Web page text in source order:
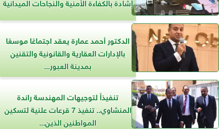
الدكتور أحمد عمارة يعقد اجتماعًا موسعًا
بالإدارات العقارية والقانونية والتقنين
بمدينة العبور...
تنفيذاً لتوجيهات المهندسة راندة
المنشاوي.. تنفيذ 7 قرعات علنية لتسكين
المواطنين الذين...